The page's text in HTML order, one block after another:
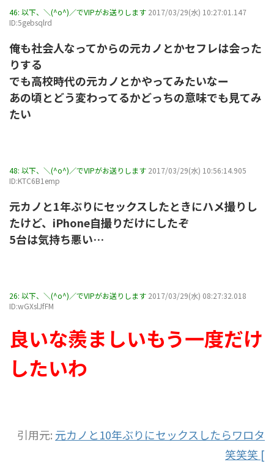
46: 以下、＼(^o^)／でVIPがお送りします 2017/03/29(水) 10:27:01.147
ID:5gebsqlrd
俺も社会人なってからの元カノとかセフレは会った
りする
でも高校時代の元カノとかやってみたいなー
あの頃とどう変わってるかどっちの意味でも見てみ
たい
48: 以下、＼(^o^)／でVIPがお送りします 2017/03/29(水) 10:56:14.905
ID:KTC6B1emp
元カノと1年ぶりにセックスしたときにハメ撮りし
たけど、iPhone自撮りだけにしたぞ
5台は気持ち悪い…
26: 以下、＼(^o^)／でVIPがお送りします 2017/03/29(水) 08:27:32.018
ID:wGXslJfFM
良いな羨ましいもう一度だけ
したいわ
引用元: 元カノと10年ぶりにセックスしたらワロタ
笑笑笑 [